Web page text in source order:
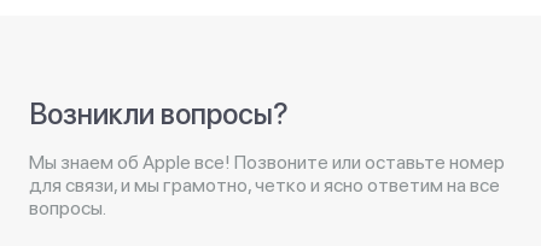
Возникли вопросы?
Мы знаем об Apple все! Позвоните или оставьте номер
для связи, и мы грамотно, четко и ясно ответим на все
вопросы.